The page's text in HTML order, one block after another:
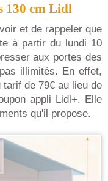
130 cm Lidl
et de rappeler que
à partir du lundi 10
aux portes des
illimités. En effet,
de 79€ au lieu de
appli Lidl+. Elle
qu'il propose.